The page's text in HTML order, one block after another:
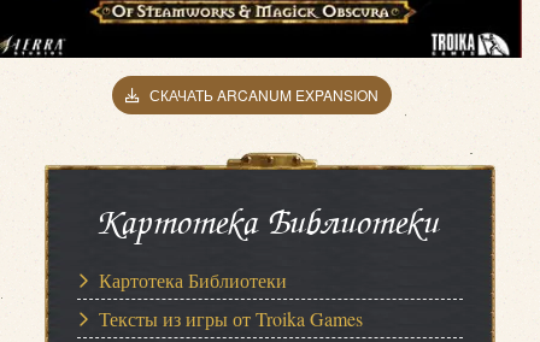
СКАЧАТЬ ARCANUM EXPANSION
Картотека Библиотеки
Картотека Библиотеки
Тексты из игры от Troika Games